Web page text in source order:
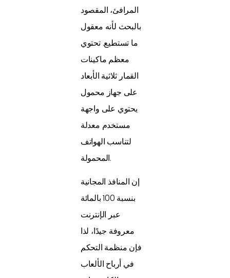
المرافئ، المقصود
بالبحث لأنه معقول
ما تستطيع. تحتوي
معظم ماكينات
القمار ثلاثية الأبعاد
على جهاز محمول
يحتوي على واجهة
مستخدم معدلة
لتناسب الهواتف
المحمولة.
إن المنافذ المجانية
بنسبة 100 بالمائة
عبر الإنترنت
معروفة جيدًا، لذا
فإن منظمة التحكم
في أرباح الألعاب